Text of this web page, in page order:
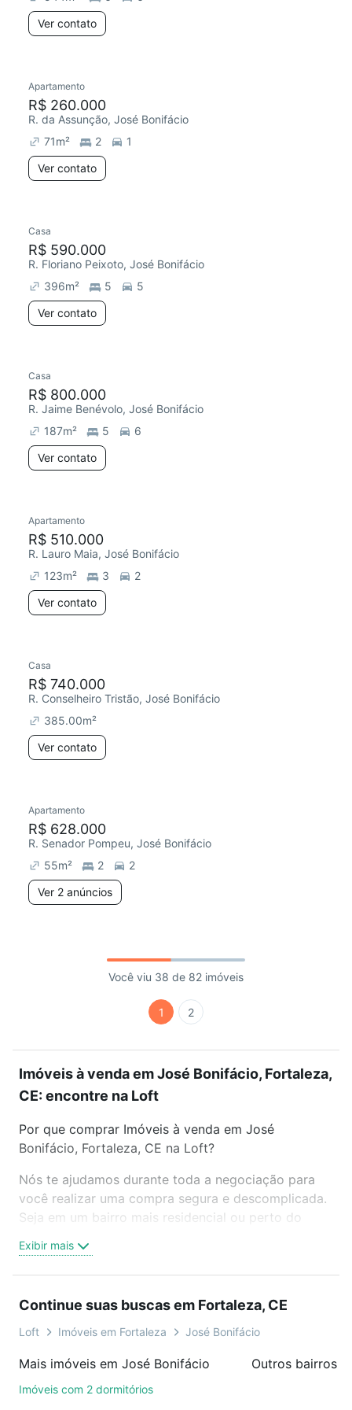
Ver contato
Apartamento
R$ 260.000
R. da Assunção, José Bonifácio
71m² 2
1
Ver contato
Casa
R$ 590.000
R. Floriano Peixoto, José Bonifácio
396m² 5
5
Ver contato
Casa
R$ 800.000
R. Jaime Benévolo, José Bonifácio
187m² 5
6
Ver contato
Apartamento
R$ 510.000
R. Lauro Maia, José Bonifácio
123m² 3
2
Ver contato
Casa
R$ 740.000
R. Conselheiro Tristão, José Bonifácio
385.00m²
Ver contato
Apartamento
R$ 628.000
R. Senador Pompeu, José Bonifácio
55m² 2
2
Ver 2 anúncios
Você viu 38 de 82 imóveis
1 2
Imóveis à venda em José Bonifácio, Fortaleza,
CE: encontre na Loft
Por que comprar Imóveis à venda em José
Bonifácio, Fortaleza, CE na Loft?
Nós te ajudamos durante toda a negociação para
você realizar uma compra segura e descomplicada.
Seja em um bairro mais residencial ou perto do
oferta ideal de Imóveis à venda em José Bonifácio,
Fortaleza, CE para conquistar seu sonho. Agende
sem compromisso e você ainda conta com mais de
46 mil corretores e imobiliárias te ajudando na
Como escolher um imóvel?
Exibir mais
Continue suas buscas em Fortaleza, CE
Loft Imóveis em Fortaleza José Bonifácio
Mais imóveis em José Bonifácio
Imóveis com 2 dormitórios
Outros bairros